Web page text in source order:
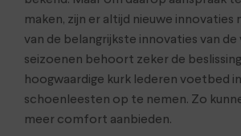
maken, zijn er altijd nieuwe innovaties
van de belangrijkste innovaties van
seizoenen behoort zeker de
hoogwaardige kurk lederen voetbed
schoenleesten op te nemen. Zo
meer comfort aanbieden.